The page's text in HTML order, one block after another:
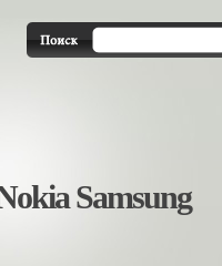
Samsung